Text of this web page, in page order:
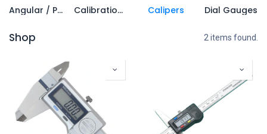
Angular / Precision Square Calibration On-Site Calipers Dial Gauges
Shop 2 items found.